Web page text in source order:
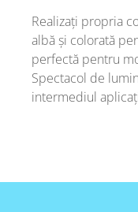
Realizați propria
albă și colorată
perfectă pentru
Spectacol de
intermediul